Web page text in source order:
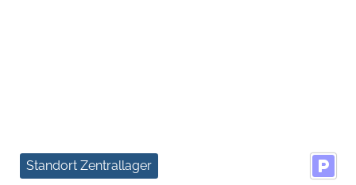
Standort Zentrallager